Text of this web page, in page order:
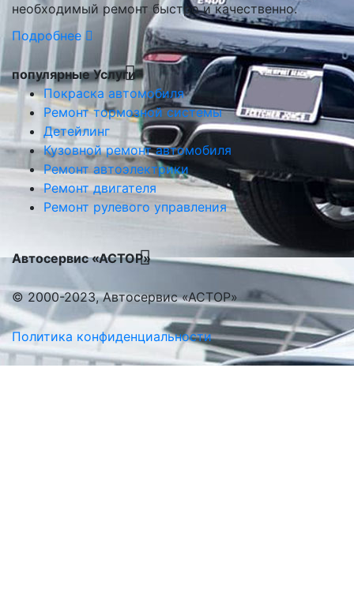
необходимый ремонт быстро и качественно.
Подробнее
популярные Услуги
Покраска автомобиля
Ремонт тормозной системы
Детейлинг
Кузовной ремонт автомобиля
Ремонт автоэлектрики
Ремонт двигателя
Ремонт рулевого управления
Автосервис «АСТОР»
© 2000-2023, Автосервис «АСТОР»
Политика конфиденциальности